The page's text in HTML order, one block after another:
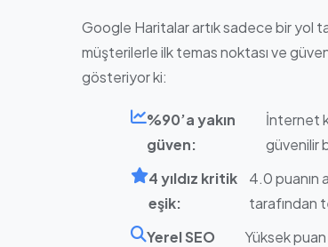
Google Haritalar artık sadece bir yol
müşterilerle ilk temas noktası ve
gösteriyor ki:
%90’a yakın
güven:
İnternet
güvenilir
4 yıldız kritik
eşik:
4.0 puanın
tarafından
Yerel SEO
Yüksek